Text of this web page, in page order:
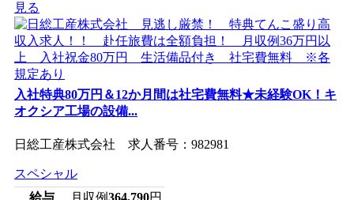
見る
入社特典80万円＆12か月間は社宅費無料★未経験OK！キ
オクシア工場の設備...
日総工産株式会社 求人番号：982981
スペシャル